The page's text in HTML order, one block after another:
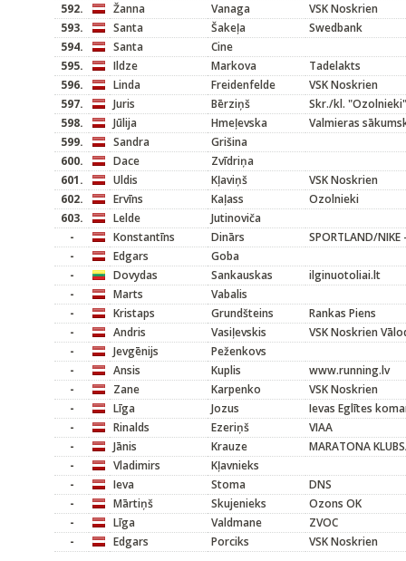
592.
Žanna Vanaga
VSK Noskrien
593.
Santa Šakeļa
Swedbank
594.
Santa
Cine
595.
Ildze Markova
Tadelakts
596.
Linda Freidenfelde
VSK Noskrien
597.
Juris Bērziņš
Skr./kl. "Ozolnieki"
598.
Jūlija Hmeļevska
Valmieras
599.
Sandra
Grišina
600.
Dace
Zvīdriņa
601.
Uldis Kļaviņš
VSK Noskrien
602.
Ervīns Kaļass
Ozolnieki
603.
Lelde
Jutinoviča
-
Konstantīns Dinārs
SPORTLAND/NIKE
-
Edgars
Goba
-
Dovydas Sankauskas
ilginuotoliai.lt
-
Marts
Vabalis
-
Kristaps Grundšteins
Rankas Piens
-
Andris Vasiļevskis
VSK Noskrien
-
Jevgēnijs
Peženkovs
-
Ansis Kuplis
www.running.lv
-
Zane Karpenko
VSK Noskrien
-
Līga Jozus
Ievas Eglītes
-
Rinalds Ezeriņš
VIAA
-
Jānis Krauze
MARATONA
-
Vladimirs
Kļavnieks
-
Ieva Stoma
DNS
-
Mārtiņš Skujenieks
Ozons OK
-
Līga Valdmane
ZVOC
-
Edgars Porciks VSK Noskrien